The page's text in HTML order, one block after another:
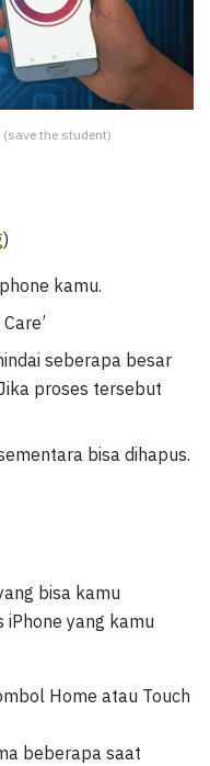
the student)
)
kamu.
seberapa besar
proses tersebut
bisa dihapus.
bisa kamu
iPhone yang kamu
Home atau Touch
beberapa saat